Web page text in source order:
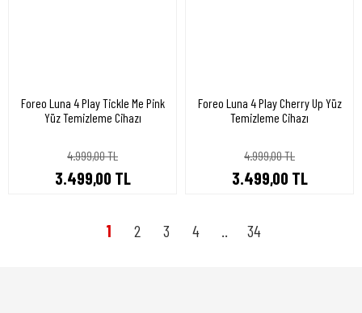
Foreo Luna 4 Play Tickle Me Pink
Yüz Temizleme Cihazı
4.999,00 TL
3.499,00 TL
Foreo Luna 4 Play Cherry Up Yüz
Temizleme Cihazı
4.999,00 TL
3.499,00 TL
1 2 3 4 .. 34